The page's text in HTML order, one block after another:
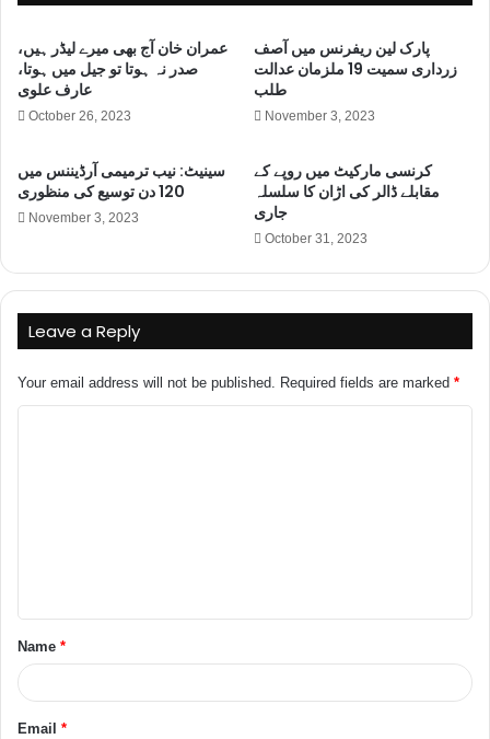
e
عمران خان آج بھی میرے لیڈر ہیں،
صدر نہ ہوتا تو جیل میں ہوتا،
عارف علوی
October 26, 2023
پارک لین ریفرنس میں آصف
زرداری سمیت 19 ملزمان عدالت
طلب
November 3, 2023
سینیٹ: نیب ترمیمی آرڈیننس میں
120 دن توسیع کی منظوری
November 3, 2023
کرنسی مارکیٹ میں روپے کے
مقابلے ڈالر کی اڑان کا سلسلہ
جاری
October 31, 2023
Leave a Reply
Your email address will not be published. Required fields are marked *
t
*Name *
Email *